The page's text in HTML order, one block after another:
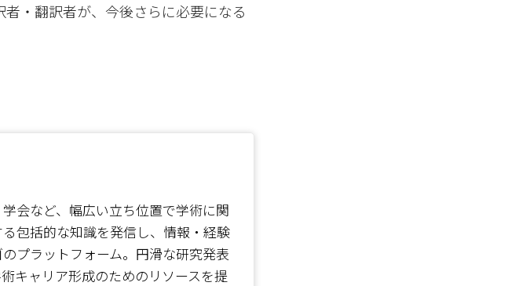
・翻訳者が、今後さらに必要になる
会など、幅広い立ち位置で学術に関
包括的な知識を発信し、情報・経験
プラットフォーム。円滑な研究発表
キャリア形成のためのリソースを提